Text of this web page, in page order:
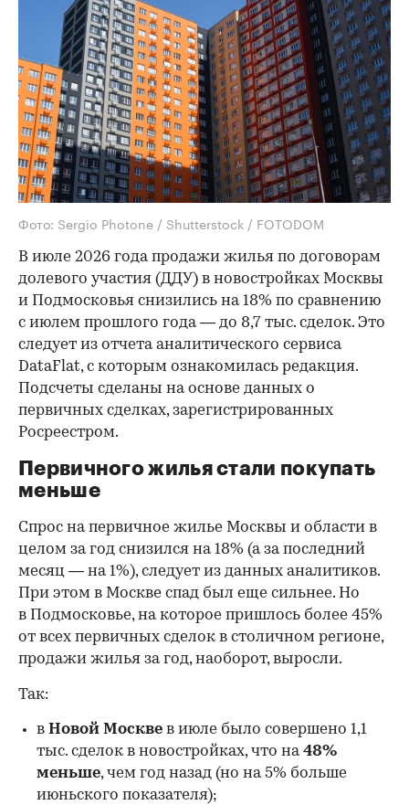
Фото: Sergio Photone / Shutterstock / FOTODOM
В июле 2026 года продажи жилья по договорам
долевого участия (ДДУ) в новостройках Москвы
и Подмосковья снизились на 18% по сравнению
с июлем прошлого года — до 8,7 тыс. сделок. Это
следует из отчета аналитического сервиса
DataFlat, с которым ознакомилась редакция.
Подсчеты сделаны на основе данных о
первичных сделках, зарегистрированных
Росреестром.
Первичного жилья стали покупать
меньше
Спрос на первичное жилье Москвы и области в
целом за год снизился на 18% (а за последний
месяц — на 1%), следует из данных аналитиков.
При этом в Москве спад был еще сильнее. Но
в Подмосковье, на которое пришлось более 45%
от всех первичных сделок в столичном регионе,
продажи жилья за год, наоборот, выросли.
Так:
в Новой Москве в июле было совершено 1,1
тыс. сделок в новостройках, что на48%
меньше, чем год назад (но на 5% больше
июньского показателя);